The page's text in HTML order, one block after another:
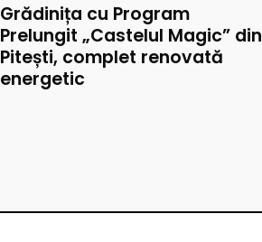
Grădinița cu Program
Prelungit „Castelul Magic” din
Pitești, complet renovată
energetic